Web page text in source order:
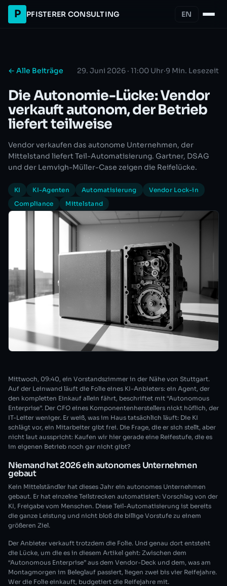
P PFISTERER CONSULTING EN
← Alle Beiträge 29. Juni 2026 · 11:00 Uhr·9 Min. Lesezeit
Die Autonomie-Lücke: Vendor
verkauft autonom, der Betrieb
liefert teilweise
Vendor verkaufen das autonome Unternehmen, der
Mittelstand liefert Teil-Automatisierung. Gartner, DSAG
und der Lemvigh-Müller-Case zeigen die Reifelücke.
KI KI-Agenten Automatisierung
Vendor Lock-in
Compliance
Mittelstand
Mittwoch, 09:40, ein Vorstandszimmer in der Nähe von Stuttgart.
Auf der Leinwand läuft die Folie eines KI-Anbieters: ein Agent, der
den kompletten Einkauf allein fährt, beschriftet mit “Autonomous
Enterprise”. Der CFO eines Komponentenherstellers nickt höflich, der
IT-Leiter weniger. Er weiß, was im Haus tatsächlich läuft: Die KI
schlägt vor, ein Mitarbeiter gibt frei. Die Frage, die er sich stellt, aber
nicht laut ausspricht: Kaufen wir hier gerade eine Reifestufe, die es
im eigenen Betrieb noch gar nicht gibt?
Niemand hat 2026 ein autonomes Unternehmen
gebaut
Kein Mittelständler hat dieses Jahr ein autonomes Unternehmen
gebaut. Er hat einzelne Teilstrecken automatisiert: Vorschlag von der
KI, Freigabe vom Menschen. Diese Teil-Automatisierung ist bereits
die ganze Leistung und nicht bloß die billige Vorstufe zu einem
größeren Ziel.
Der Anbieter verkauft trotzdem die Folie. Und genau dort entsteht
die Lücke, um die es in diesem Artikel geht: Zwischen dem
“Autonomous Enterprise” aus dem Vendor-Deck und dem, was am
Montagmorgen im Beleglauf passiert, liegen zwei bis vier Reifejahre.
Wer die Folie einkauft, budgetiert die Reifejahre mit.